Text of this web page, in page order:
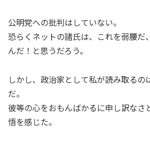
公明党への批判はしていない。
恐らくネットの諸氏は、これを弱腰だ
んだ！と思うだろう。
しかし、政治家として私が読み取るの
だ。
彼等の心をおもんばかるに申し訳なさ
悟を感じた。